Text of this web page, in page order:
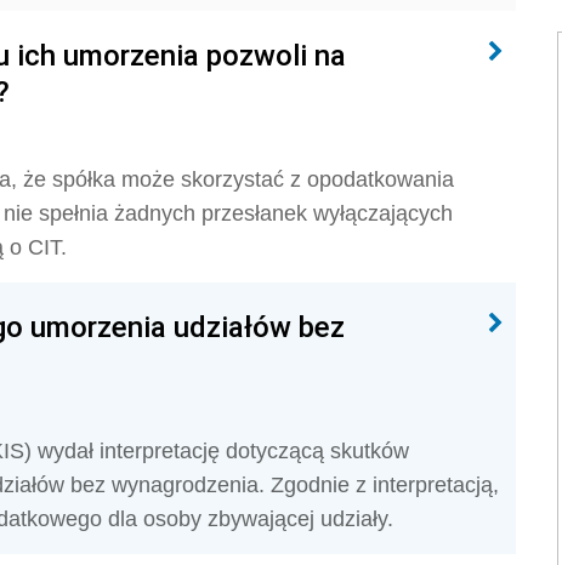
ich umorzenia pozwoli na
że spółka może skorzystać z opodatkowania
spełnia żadnych przesłanek wyłączających
o CIT.
umorzenia udziałów bez
wydał interpretację dotyczącą skutków
bez wynagrodzenia. Zgodnie z interpretacją,
dla osoby zbywającej udziały.